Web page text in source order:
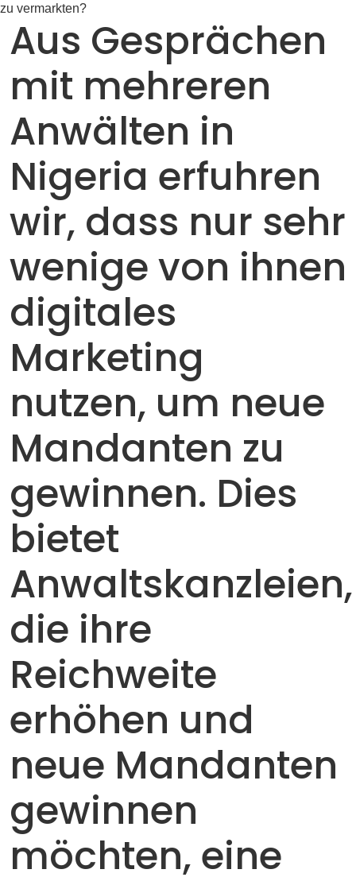
zu vermarkten?
Aus Gesprächen
mit mehreren
Anwälten in
Nigeria erfuhren
wir, dass nur sehr
wenige von ihnen
digitales
Marketing
nutzen, um neue
Mandanten zu
gewinnen. Dies
bietet
Anwaltskanzleien,
die ihre
Reichweite
erhöhen und
neue Mandanten
gewinnen
möchten, eine